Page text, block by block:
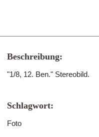
Beschreibung:
"1/8, 12. Ben." Stereobild.
Schlagwort:
Foto